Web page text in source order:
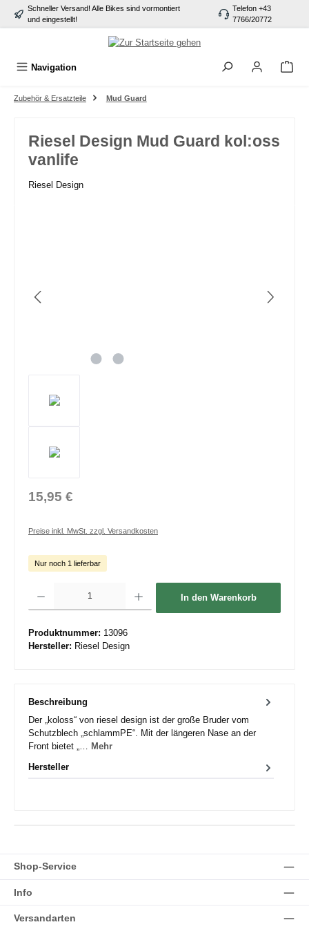
springen
Schneller Versand! Alle Bikes sind vormontiert
und eingestellt!
Telefon +43
7766/20772
Navigation
Zubehör & Ersatzteile Mud Guard
Riesel Design Mud Guard kol:oss
vanlife
Riesel Design
15,95 €
Preise inkl. MwSt. zzgl. Versandkosten
Nur noch 1 lieferbar
In den Warenkorb
Produktnummer: 13096
Hersteller: Riesel Design
Beschreibung
Der „koloss“ von riesel design ist der große Bruder vom
Schutzblech „schlammPE“. Mit der längeren Nase an der
Front bietet „… Mehr
Hersteller
Shop-Service
Info
Versandarten